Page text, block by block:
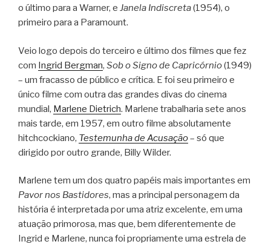
o último para a Warner, e Janela Indiscreta(1954), o
primeiro para a Paramount.
Veio logo depois do terceiro e último dos filmes que fez
com Ingrid Bergman, Sob o Signo de Capricórnio(1949)
– um fracasso de público e crítica. E foi seu primeiro e
único filme com outra das grandes divas do cinema
mundial, Marlene Dietrich. Marlene trabalharia sete anos
mais tarde, em 1957, em outro filme absolutamente
hitchcockiano, Testemunha de Acusação– só que
dirigido por outro grande, Billy Wilder.
Marlene tem um dos quatro papéis mais importantes em
Pavor nos Bastidores, mas a principal personagem da
história é interpretada por uma atriz excelente, em uma
atuação primorosa, mas que, bem diferentemente de
Ingrid e Marlene, nunca foi propriamente uma estrela de